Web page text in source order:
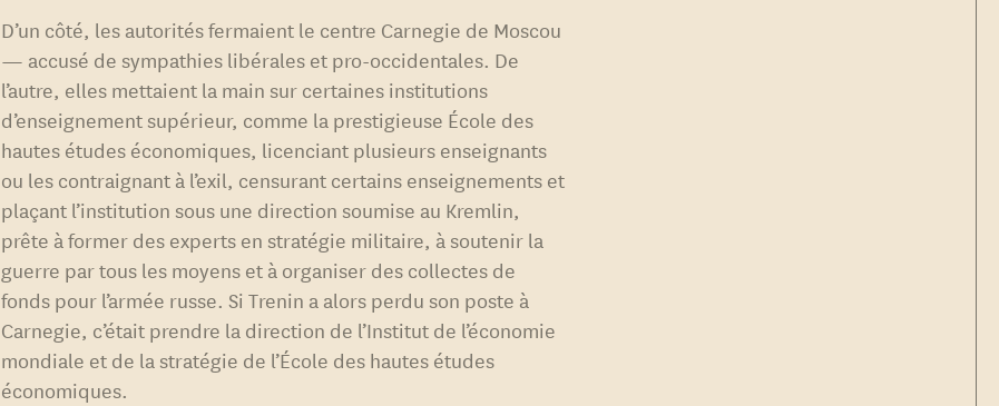
D’un côté, les autorités fermaient le centre Carnegie de Moscou
— accusé de sympathies libérales et pro-occidentales. De
l’autre, elles mettaient la main sur certaines institutions
d’enseignement supérieur, comme la prestigieuse École des
hautes études économiques, licenciant plusieurs enseignants
ou les contraignant à l’exil, censurant certains enseignements et
plaçant l’institution sous une direction soumise au Kremlin,
prête à former des experts en stratégie militaire, à soutenir la
guerre par tous les moyens et à organiser des collectes de
fonds pour l’armée russe. Si Trenin a alors perdu son poste à
Carnegie, c’était prendre la direction de l’Institut de l’économie
mondiale et de la stratégie de l’École des hautes études
économiques.